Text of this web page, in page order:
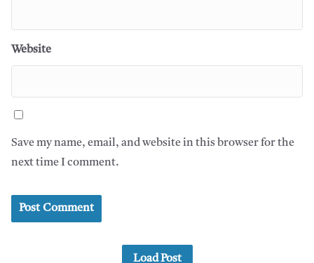
Website
Save my name, email, and website in this browser for the
next time I comment.
Load Post